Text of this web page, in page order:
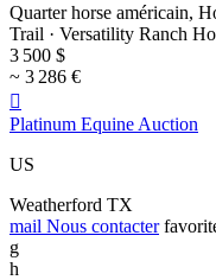
Quarter horse américain,
Trail · Versatility Ranch
3 500 $
~ 3 286 €

Platinum Equine Auction
US
Weatherford TX
mail Nous contacter
g
h